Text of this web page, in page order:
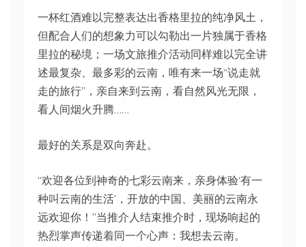
一杯红酒难以完整表达出香格里拉的纯净风土，
但配合人们的想象力可以勾勒出一片独属于香格
里拉的秘境；一场文旅推介活动同样难以完全讲
述最复杂、最多彩的云南，唯有来一场“说走就
走的旅行”，亲自来到云南，看自然风光无限，
看人间烟火升腾……
最好的关系是双向奔赴。
“欢迎各位到神奇的七彩云南来，亲身体验‘有一
种叫云南的生活’，开放的中国、美丽的云南永
远欢迎你！”当推介人结束推介时，现场响起的
热烈掌声传递着同一个心声：我想去云南。